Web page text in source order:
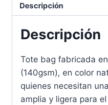
Descripción
Descripción
Tote bag fabricada
(140gsm), en color
quienes necesitan
amplia y ligera para